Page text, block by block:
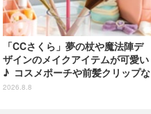
「CCさくら」夢の杖や魔法陣デ
ザインのメイクアイテムが可愛い
♪ コスメポーチや前髪クリップな
ど…毎日使いたい!!「タイトーく
2026.8.8